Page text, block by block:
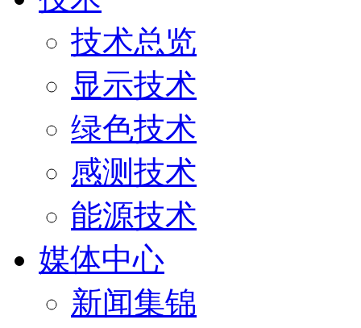
技术总览
显示技术
绿色技术
感测技术
能源技术
媒体中心
新闻集锦